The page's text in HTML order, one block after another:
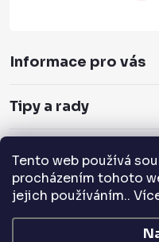
Tento web používá
procházením tohoto
jejich používáním..
Informace pro vás
Tipy a rady
Servis a služby
Přijímáme online platby